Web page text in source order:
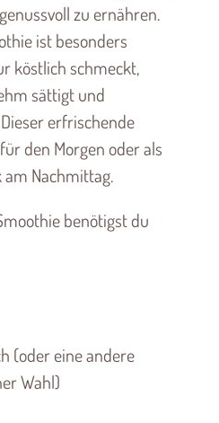
zu ernähren.
ist besonders
köstlich schmeckt,
sättigt und
erfrischende
den Morgen oder als
Nachmittag.
benötigst du
(oder eine andere
Wahl)